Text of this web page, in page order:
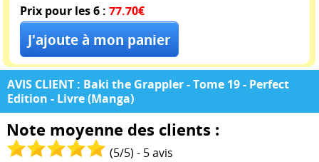
Prix pour les 6 : 77.70€
AVIS CLIENT : Baki the Grappler - Tome 19 - Perfect
Edition - Livre (Manga)
Note moyenne des clients :
(5/5) - 5avis